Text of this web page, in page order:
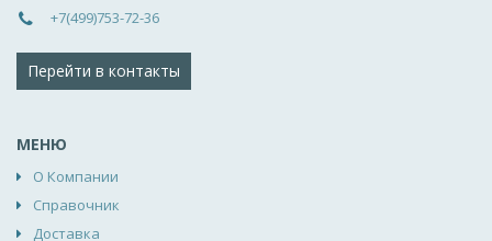
+7(499)753-72-36
Перейти в контакты
МЕНЮ
О Компании
Справочник
Доставка